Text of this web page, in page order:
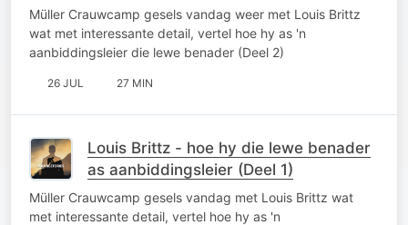
Müller Crauwcamp gesels vandag weer met Louis Brittz
wat met interessante detail, vertel hoe hy as 'n
aanbiddingsleier die lewe benader (Deel 2)
26 JUL 27 MIN
Louis Brittz - hoe hy die lewe benader
as aanbiddingsleier (Deel 1)
Müller Crauwcamp gesels vandag met Louis Brittz wat
met interessante detail, vertel hoe hy as 'n